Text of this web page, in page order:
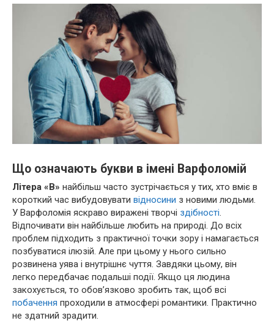
Що означають букви в імені Варфоломій
Літера «В» найбільш часто зустрічається у тих, хто вміє в
короткий час вибудовувати відносини з новими людьми.
У Варфоломія яскраво виражені творчі здібності.
Відпочивати він найбільше любить на природі. До всіх
проблем підходить з практичної точки зору і намагається
позбуватися ілюзій. Але при цьому у нього сильно
розвинена уява і внутрішнє чуття. Завдяки цьому, він
легко передбачає подальші події. Якщо ця людина
закохується, то обов’язково зробить так, щоб всі
побачення проходили в атмосфері романтики. Практично
не здатний зрадити.